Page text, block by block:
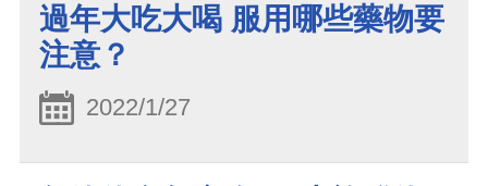
過年大吃大喝 服用哪些藥物要
注意？
2022/1/27